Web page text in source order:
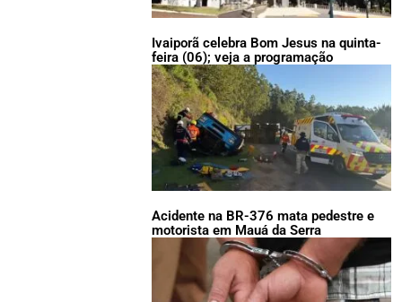
Ivaiporã celebra Bom Jesus na quinta-
feira (06); veja a programação
Acidente na BR-376 mata pedestre e
motorista em Mauá da Serra